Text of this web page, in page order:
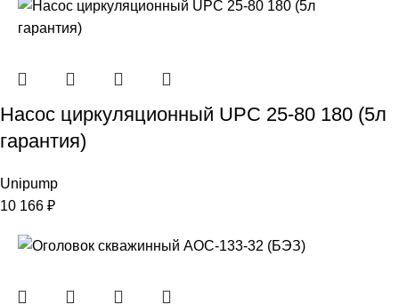
Насос циркуляционный UPC 25-80 180 (5л
гарантия)
Unipump
10 166 ₽